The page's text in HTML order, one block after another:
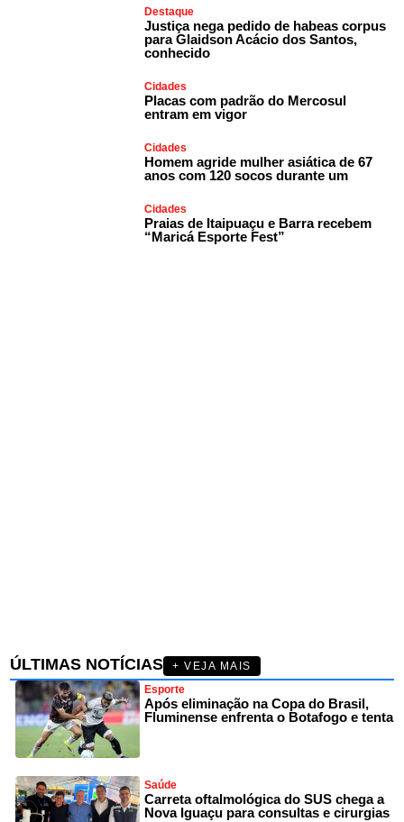
Destaque
Justiça nega pedido de habeas corpus
para Glaidson Acácio dos Santos,
conhecido
Cidades
Placas com padrão do Mercosul
entram em vigor
Cidades
Homem agride mulher asiática de 67
anos com 120 socos durante um
Cidades
Praias de Itaipuaçu e Barra recebem
“Maricá Esporte Fest”
ÚLTIMAS NOTÍCIAS
+ VEJA MAIS
Esporte
Após eliminação na Copa do Brasil,
Fluminense enfrenta o Botafogo e tenta
Saúde
Carreta oftalmológica do SUS chega a
Nova Iguaçu para consultas e cirurgias